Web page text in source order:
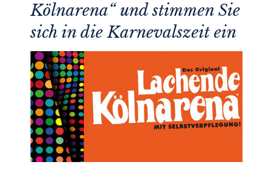
Kölnarena“ und stimmen Sie
sich in die Karnevalszeit ein